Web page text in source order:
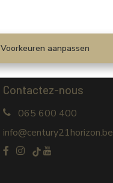
Voorkeuren aanpassen
Contactez-nous
065 600 400
info@century21horizon.be